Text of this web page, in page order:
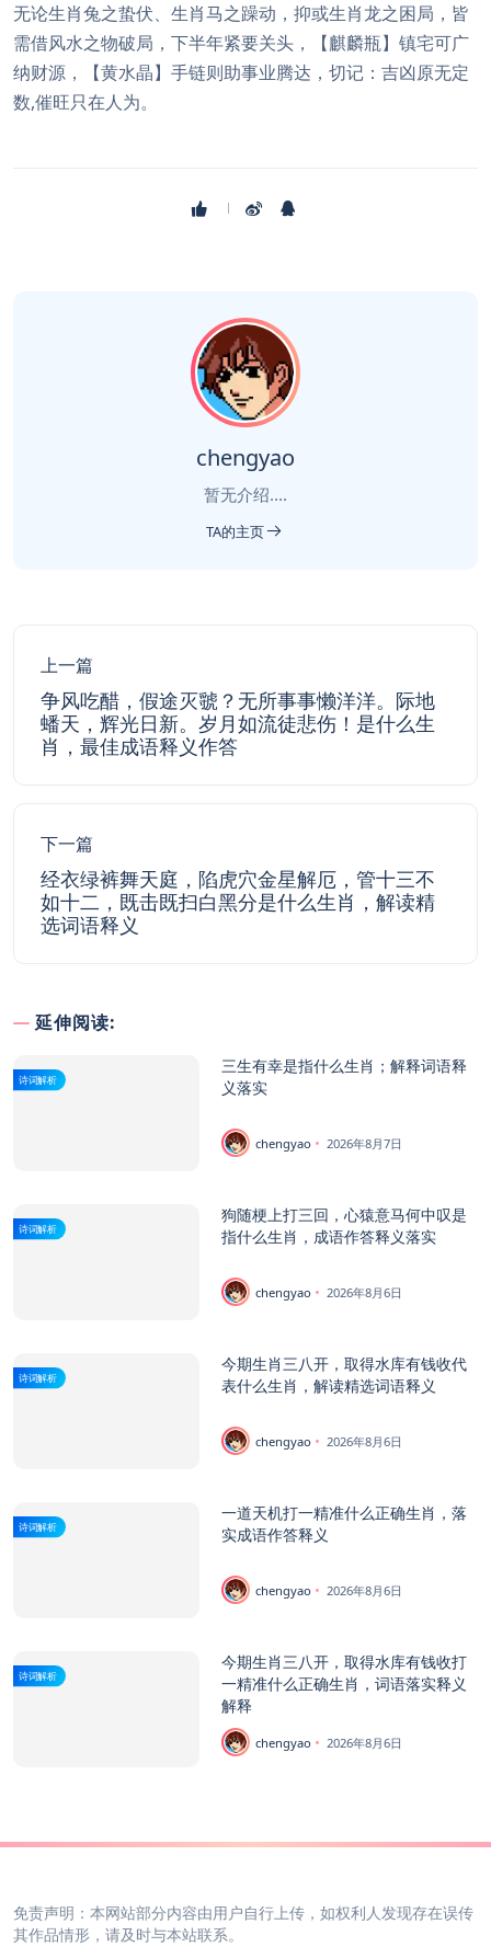
无论生肖兔之蛰伏、生肖马之躁动，抑或生肖龙之困局，皆
需借风水之物破局，下半年紧要关头，【麒麟瓶】镇宅可广
纳财源，【黄水晶】手链则助事业腾达，切记：吉凶原无定
数,催旺只在人为。
chengyao
暂无介绍....
TA的主页
上一篇
争风吃醋，假途灭虢？无所事事懒洋洋。际地
蟠天，辉光日新。岁月如流徒悲伤！是什么生
肖，最佳成语释义作答
下一篇
经衣绿裤舞天庭，陷虎穴金星解厄，管十三不
如十二，既击既扫白黑分是什么生肖，解读精
选词语释义
延伸阅读:
诗词解析
三生有幸是指什么生肖；解释词语释
义落实
chengyao 2026年8月7日
诗词解析
狗随梗上打三回，心猿意马何中叹是
指什么生肖，成语作答释义落实
chengyao 2026年8月6日
诗词解析
今期生肖三八开，取得水库有钱收代
表什么生肖，解读精选词语释义
chengyao 2026年8月6日
诗词解析
一道天机打一精准什么正确生肖，落
实成语作答释义
chengyao 2026年8月6日
诗词解析
今期生肖三八开，取得水库有钱收打
一精准什么正确生肖，词语落实释义
解释
chengyao 2026年8月6日
免责声明：本网站部分内容由用户自行上传，如权利人发现存在误传
其作品情形，请及时与本站联系。